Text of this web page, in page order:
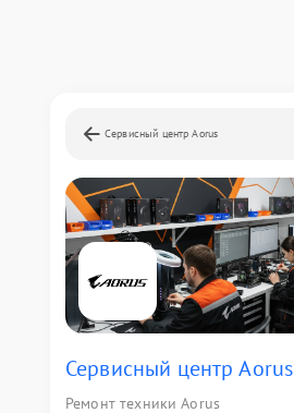
Сервисный центр Aorus
Сервисный центр Aorus
Ремонт техники Aorus